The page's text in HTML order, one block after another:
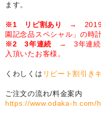
制服メモリー
自作オリジナル時計
卒部卒団記念品
運動部・スポーツクラブ
ます。
※1 リピ割あり
→ 2019
園記念品スペシャル」の時
※2 3年連続 → 3年連続
入頂いたお客様。
くわしくは リピート割引き
ご注文の流れ/料金案内
https://www.odaka-h.com/